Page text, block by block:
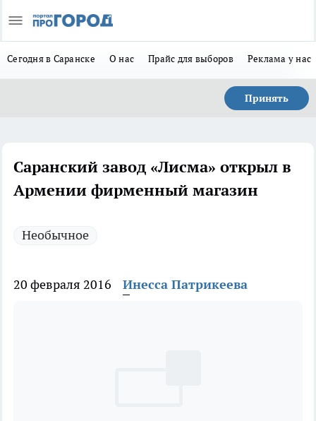
Сегодня в Саранске О нас Прайс для выборов Реклама у нас
Принять
Саранский завод «Лисма» открыл в
Армении фирменный магазин
Необычное
20 февраля 2016 Инесса Патрикеева